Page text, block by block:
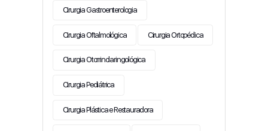
Cirurgia Gastroenterologia
Cirurgia Oftalmológica Cirurgia Ortopédica
Cirurgia Otorrinolaringológica
Cirurgia Pediátrica
Cirurgia Plástica e Restauradora